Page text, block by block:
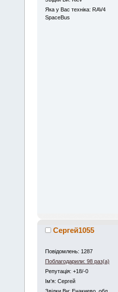
Яка у Вас техніка: RAV4
SpaceBus
Сергей1055
Повідомлень: 1287
Поблагодарили: 98 раз(а)
Репутація: +18/-0
Iм'я: Сергей
Звідки Ви: Енакиево, обл.